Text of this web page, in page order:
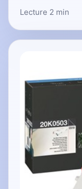
Lecture 2 min